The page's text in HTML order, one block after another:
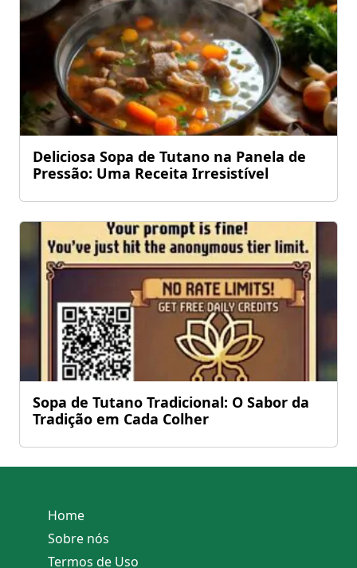
Deliciosa Sopa de Tutano na Panela de
Pressão: Uma Receita Irresistível
Sopa de Tutano Tradicional: O Sabor da
Tradição em Cada Colher
Home
Sobre nós
Termos de Uso